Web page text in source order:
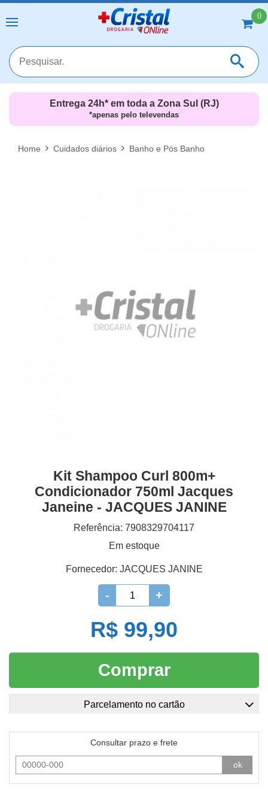
0
MAIS RESULTADOS
Entrega 24h* em toda a Zona Sul (RJ)
*apenas pelo televendas
Home Cuidados diários Banho e Pós Banho
Kit Shampoo Curl 800m+
Condicionador 750ml Jacques
Janeine - JACQUES JANINE
Referência: 7908329704117
Em estoque
Fornecedor: JACQUES JANINE
- +
R$ 99,90
Comprar
Parcelamento no cartão
Consultar prazo e frete
ok